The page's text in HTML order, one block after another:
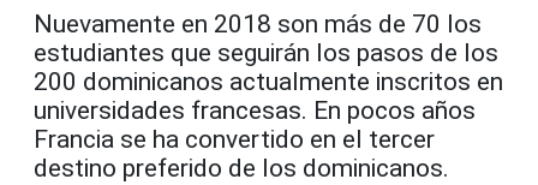
Nuevamente en 2018 son más de 70 los
estudiantes que seguirán los pasos de los
200 dominicanos actualmente inscritos en
universidades francesas. En pocos años
Francia se ha convertido en el tercer
destino preferido de los dominicanos.